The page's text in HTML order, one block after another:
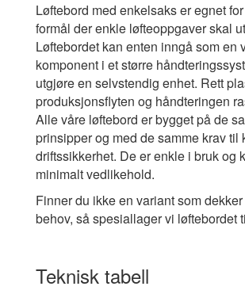
Løftebord med enkelsaks er egnet
formål der enkle løfteoppgaver skal
Løftebordet kan enten inngå som en
komponent i et større
utgjøre en selvstendig enhet. Rett
produksjonsflyten og håndteringen
Alle våre løftebord er bygget på de
prinsipper og med de samme krav til
driftssikkerhet. De er enkle i bruk og
minimalt vedlikehold.
Finner du ikke en variant som
behov, så spesiallager vi løftebordet
Teknisk tabell